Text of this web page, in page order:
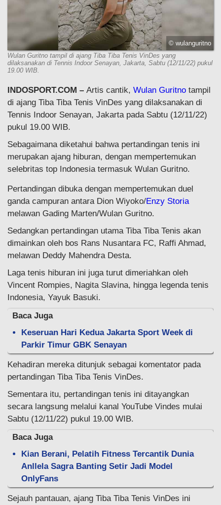
© wulanguritno
Wulan Guritno tampil di ajang Tiba Tiba Tenis VinDes yang
dilaksanakan di Tennis Indoor Senayan, Jakarta, Sabtu (12/11/22) pukul
19.00 WIB.
INDOSPORT.COM – Artis cantik, Wulan Guritno tampil
di ajang Tiba Tiba Tenis VinDes yang dilaksanakan di
Tennis Indoor Senayan, Jakarta pada Sabtu (12/11/22)
pukul 19.00 WIB.
Sebagaimana diketahui bahwa pertandingan tenis ini
merupakan ajang hiburan, dengan mempertemukan
selebritas top Indonesia termasuk Wulan Guritno.
Pertandingan dibuka dengan mempertemukan duel
ganda campuran antara Dion Wiyoko/Enzy Storia
melawan Gading Marten/Wulan Guritno.
Sedangkan pertandingan utama Tiba Tiba Tenis akan
dimainkan oleh bos Rans Nusantara FC, Raffi Ahmad,
melawan Deddy Mahendra Desta.
Laga tenis hiburan ini juga turut dimeriahkan oleh
Vincent Rompies, Nagita Slavina, hingga legenda tenis
Indonesia, Yayuk Basuki.
Baca Juga
Keseruan Hari Kedua Jakarta Sport Week di
Parkir Timur GBK Senayan
Kehadiran mereka ditunjuk sebagai komentator pada
pertandingan Tiba Tiba Tenis VinDes.
Sementara itu, pertandingan tenis ini ditayangkan
secara langsung melalui kanal YouTube Vindes mulai
Sabtu (12/11/22) pukul 19.00 WIB.
Baca Juga
Kian Berani, Pelatih Fitness Tercantik Dunia
Anllela Sagra Banting Setir Jadi Model
OnlyFans
Sejauh pantauan, ajang Tiba Tiba Tenis VinDes ini